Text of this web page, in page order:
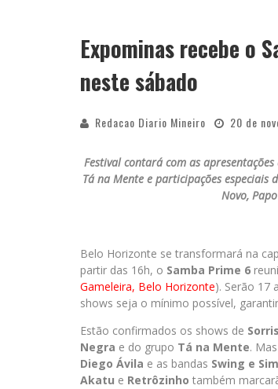
“CÊ TÁ DOIDO
Expominas recebe o
neste sábado
Redacao Diario Mineiro 20 de
Festival contará com as
Tá na Mente e participações especiais
Novo,
Belo Horizonte se transformará na
partir das 16h, o Samba Prime 6
Gameleira, Belo Horizonte). Serão 17
shows seja o mínimo possível,
Estão confirmados os shows de
Negra e do grupo Tá na Mente.
Diego Ávila e as bandas Swing e
Akatu e Retrôzinho também